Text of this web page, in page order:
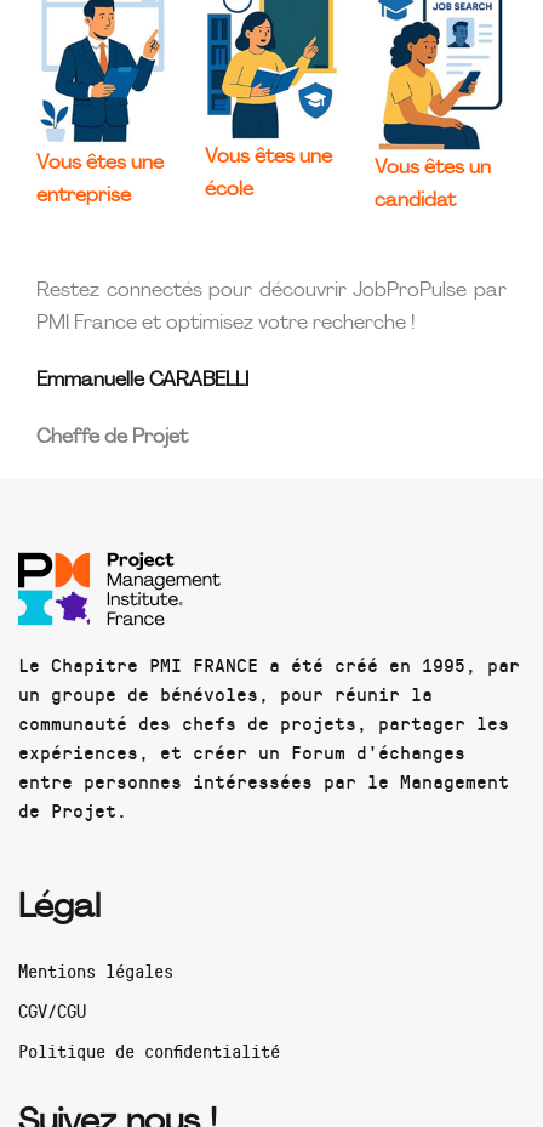
Vous êtes une
entreprise
Vous êtes une
école
Vous êtes un
candidat
Restez connectés pour découvrir JobProPulse par
PMI France et optimisez votre recherche !
Emmanuelle CARABELLI
Cheffe de Projet
Le Chapitre PMI FRANCE a été créé en 1995, par
un groupe de bénévoles, pour réunir la
communauté des chefs de projets, partager les
expériences, et créer un Forum d'échanges
entre personnes intéressées par le Management
de Projet.
Légal
Mentions légales
CGV/CGU
Politique de confidentialité